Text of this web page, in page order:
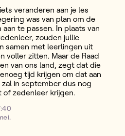
veranderen aan je les
was van plan om de
te passen. In plaats van
zouden jullie
samen met leerlingen uit
voller zitten. Maar de Raad
van ons land, zegt dat die
tijd krijgen om dat aan
in september dus nog
zedenleer krijgen.